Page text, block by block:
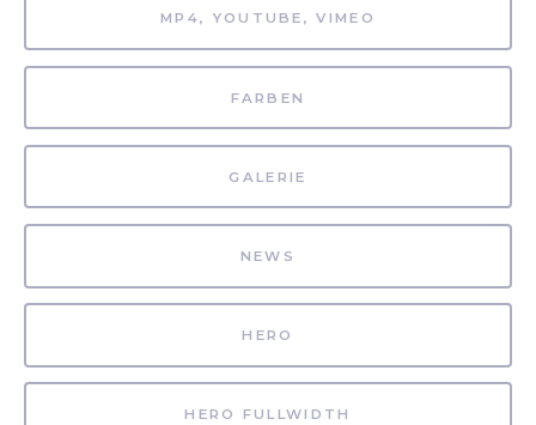
MP4, YOUTUBE, VIMEO
FARBEN
GALERIE
NEWS
HERO
HERO FULLWIDTH